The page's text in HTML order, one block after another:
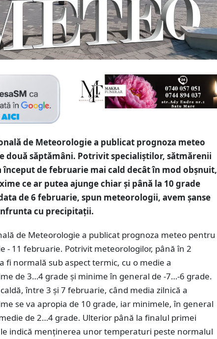
de Meteorologie a publicat prognoza meteo
două săptămâni. Potrivit specialiștilor, sătmărenii
început de februarie mai cald decât în mod obșnuit,
ce ar putea ajunge chiar și până la 10 grade
de 6 februarie, spun meteorologii, avem șanse
cu precipitații.
de Meteorologie a publicat prognoza meteo pentru
- 11 februarie. Potrivit meteorologilor, până în 2
fi normală sub aspect termic, cu o medie a
de 3…4 grade și minime în general de -7…-6 grade.
între 3 și 7 februarie, când media zilnică a
se va apropia de 10 grade, iar minimele, în general
de 2…4 grade. Ulterior până la finalul primei
indică menținerea unor temperaturi peste normalul